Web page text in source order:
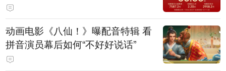
动画电影《八仙！》曝配音特辑 看
拼音演员幕后如何“不好好说话”